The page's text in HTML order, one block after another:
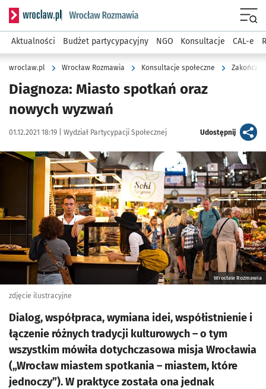
Serwis informacyjny wroclaw.pl podserwis: Rozmawia
Aktualności Budżet partycypacyjny NGO Konsultacje CAL-e
wroclaw.pl Wrocław Rozmawia Konsultacje społeczne
Diagnoza: Miasto spotkań oraz
nowych wyzwań
Data publikacji:
01.12.2021 18:19 | Autor:
Wydział Partycypacji Społecznej Udostępnijartykuł
Kliknij, aby powiększyć
Wrocław Rozmawia
zdjęcie ilustracyjne
Dialog, współpraca, wymiana idei, współistnienie i
łączenie różnych tradycji kulturowych – o tym
wszystkim mówiła dotychczasowa misja Wrocławia
(„Wrocław miastem spotkania – miastem, które
jednoczy”). W praktyce została ona jednak